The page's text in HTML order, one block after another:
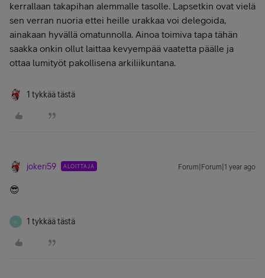
kerrallaan takapihan alemmalle tasolle. Lapsetkin ovat vielä
sen verran nuoria ettei heille urakkaa voi delegoida,
ainakaan hyvällä omatunnolla. Ainoa toimiva tapa tähän
saakka onkin ollut laittaa kevyempää vaatetta päälle ja
ottaa lumityöt pakollisena arkiliikuntana.
1 tykkää tästä
jokeri59 ALOITTAJA Forum|Forum|1 year ago
😎
K 1 tykkää tästä